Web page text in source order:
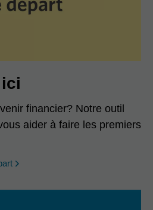
financier? Notre outil
aider à faire les premiers
opens in a new window